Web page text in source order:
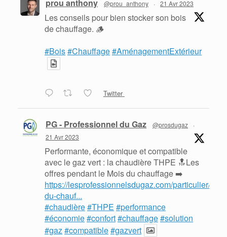
prou anthony @prou_anthony · 21 Avr 2023
Les conseils pour bien stocker son bois
de chauffage. 🪵
#Bois#Chauffage#AménagementExtérieur
Twitter
PG - Professionnel du Gaz @prosdugaz
·
21 Avr 2023
Performante, économique et compatible
avec le gaz vert : la chaudière THPE 🔝Les
offres pendant le Mois du chauffage ➡️
https://lesprofessionnelsdugaz.com/particulier/
du-chauf...
#chaudière#THPE #performance
#économie#confort#chauffage#solution
#gaz#compatible#gazvert